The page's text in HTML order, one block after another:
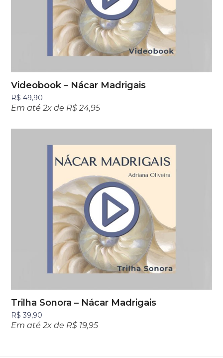
Videobook – Nácar Madrigais
R$ 49,90
Em até 2x de R$ 24,95
Trilha Sonora – Nácar Madrigais
R$ 39,90
Em até 2x de R$ 19,95